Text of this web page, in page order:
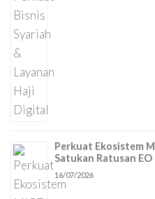
Perkuat Ekosistem
Satukan Ratusan EO
16/07/2026